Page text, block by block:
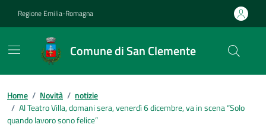
Regione Emilia-Romagna
Comune di San Clemente
Contenuti in evidenza
Home / Novità / notizie
/ Al Teatro Villa, domani sera, venerdì 6 dicembre, va in scena “Solo
quando lavoro sono felice”